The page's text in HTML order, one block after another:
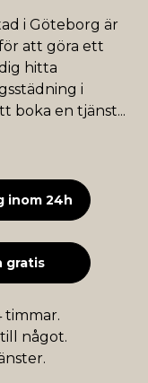
i Göteborg är
att göra ett
hitta
i
boka en tjänst...
inom 24h
gratis
timmar.
något.